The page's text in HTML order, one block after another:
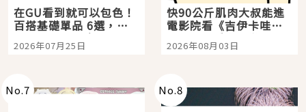
在GU看到就可以包色！
百搭基礎單品 6選，閉
眼全收也不心疼
2026年07月25日
快90公斤肌肉大叔能進
電影院看《吉伊卡哇》
嗎？日本重金屬樂團
「打首」會長與nagano
2026年08月03日
No.7 No.8